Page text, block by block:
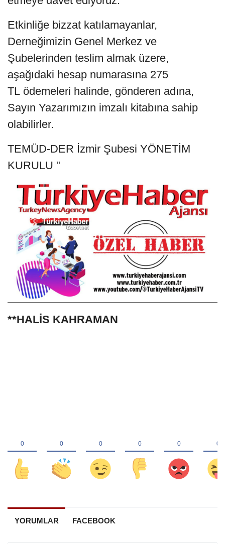
Etkinliğe bizzat katılamayanlar,
Derneğimizin Genel Merkez ve
Şubelerinden teslim almak üzere,
aşağıdaki hesap numarasına 275
TL ödemeleri halinde, gönderen adına,
Sayın Yazarımızın imzalı kitabına sahip
olabilirler.
TEMÜD-DER İzmir Şubesi YÖNETİM
KURULU "
**HALİS KAHRAMAN
YORUMLAR FACEBOOK